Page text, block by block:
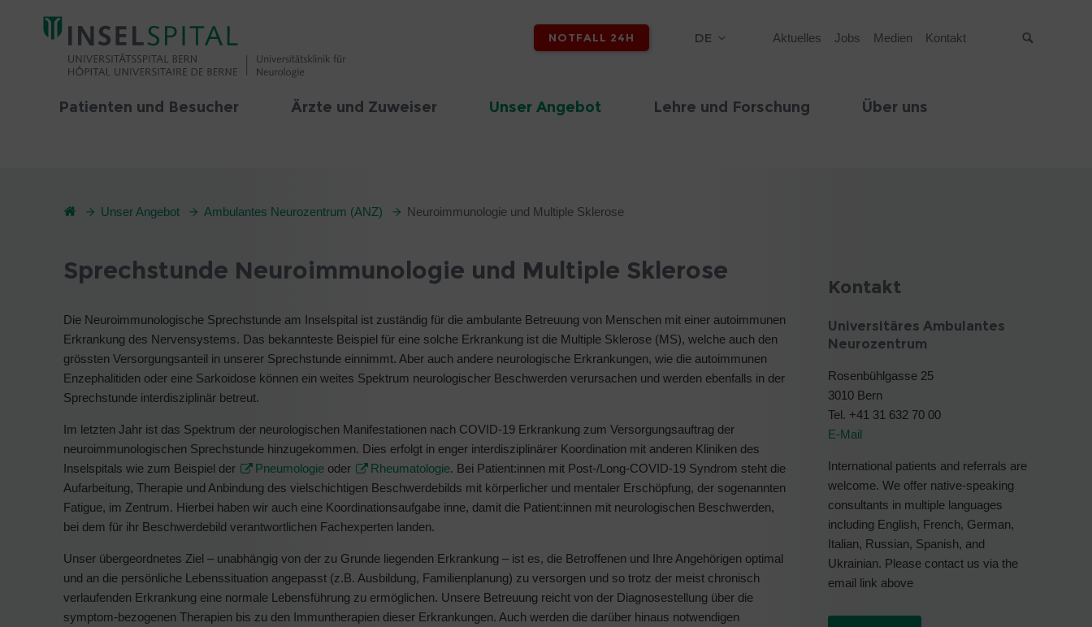
NOTFALL 24H DE Aktuelles Jobs Medien Kontakt
Patienten und Besucher Ärzte und Zuweiser Unser Angebot Lehre und Forschung Über uns
Unser Angebot Ambulantes Neurozentrum (ANZ) Neuroimmunologie und Multiple Sklerose
Sprechstunde Neuroimmunologie und Multiple Sklerose
Die Neuroimmunologische Sprechstunde am Inselspital ist zuständig für die ambulante Betreuung von Menschen mit einer autoimmunen
Erkrankung des Nervensystems. Das bekannteste Beispiel für eine solche Erkrankung ist die Multiple Sklerose (MS), welche auch den
grössten Versorgungsanteil in unserer Sprechstunde einnimmt. Aber auch andere neurologische Erkrankungen, wie die autoimmunen
Enzephalitiden oder eine Sarkoidose können ein weites Spektrum neurologischer Beschwerden verursachen und werden ebenfalls in der
Sprechstunde interdisziplinär betreut.
Im letzten Jahr ist das Spektrum der neurologischen Manifestationen nach COVID-19 Erkrankung zum Versorgungsauftrag der
neuroimmunologischen Sprechstunde hinzugekommen. Dies erfolgt in enger interdisziplinärer Koordination mit anderen Kliniken des
Inselspitals wie zum Beispiel der
Pneumologie oder Rheumatologie. Bei Patient:innen mit Post-/Long-COVID-19 Syndrom steht die
Aufarbeitung, Therapie und Anbindung des vielschichtigen Beschwerdebilds mit körperlicher und mentaler Erschöpfung, der sogenannten
Fatigue, im Zentrum. Hierbei haben wir auch eine Koordinationsaufgabe inne, damit die Patient:innen mit neurologischen Beschwerden,
bei dem für ihr Beschwerdebild verantwortlichen Fachexperten landen.
Unser übergeordnetes Ziel – unabhängig von der zu Grunde liegenden Erkrankung – ist es, die Betroffenen und Ihre Angehörigen optimal
und an die persönliche Lebenssituation angepasst (z.B. Ausbildung, Familienplanung) zu versorgen und so trotz der meist chronisch
verlaufenden Erkrankung eine normale Lebensführung zu ermöglichen. Unsere Betreuung reicht von der Diagnosestellung über die
symptom-bezogenen Therapien bis zu den Immuntherapien dieser Erkrankungen. Auch werden die darüber hinaus notwendigen
Kontakt
Universitäres Ambulantes
Neurozentrum
Rosenbühlgasse 25
3010 Bern
Tel. +41 31 632 70 00
E-Mail
International patients and referrals are
welcome. We offer native-speaking
consultants in multiple languages
including English, French, German,
Italian, Russian, Spanish, and
Ukrainian. Please contact us via the
email link above